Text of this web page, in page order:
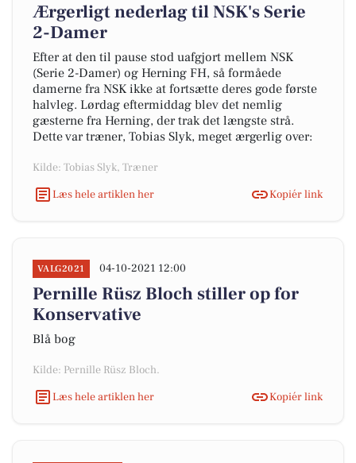
Ærgerligt nederlag til NSK's Serie
2-Damer
Efter at den til pause stod uafgjort mellem NSK
(Serie 2-Damer) og Herning FH, så formåede
damerne fra NSK ikke at fortsætte deres gode første
halvleg. Lørdag eftermiddag blev det nemlig
gæsterne fra Herning, der trak det længste strå.
Dette var træner, Tobias Slyk, meget ærgerlig over:
Kilde: Tobias Slyk, Træner
Læs hele artiklen her
Kopiér link
VALG2021 04-10-2021 12:00
Pernille Rüsz Bloch stiller op for
Konservative
Blå bog
Kilde: Pernille Rüsz Bloch.
Læs hele artiklen her
Kopiér link